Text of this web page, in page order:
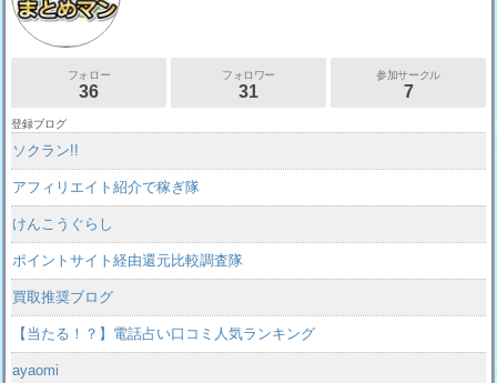
フォロー
36
フォロワー
31
参加サークル
7
登録ブログ
ソクラン!!
アフィリエイト紹介で稼ぎ隊
けんこうぐらし
ポイントサイト経由還元比較調査隊
買取推奨ブログ
【当たる！？】電話占い口コミ人気ランキング
ayaomi